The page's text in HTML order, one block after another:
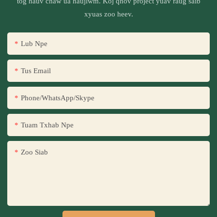
xyuas zoo heev.
Lub Npe
Tus Email
Phone/WhatsApp/Skype
Tuam Txhab Npe
Zoo Siab